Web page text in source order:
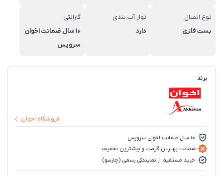
نوع اتصال
بست فلزی
نوار آب بندی
دارد
گارانتی
10 سال ضمانت اخوان
سرویس
برند
فروشگاه اخوان
10 سال ضمانت اخوان سرویس
ضمانت بهترین قیمت و بیشترین تخفیف
خرید مستقیم از نمایندگی رسمی (چارسو)